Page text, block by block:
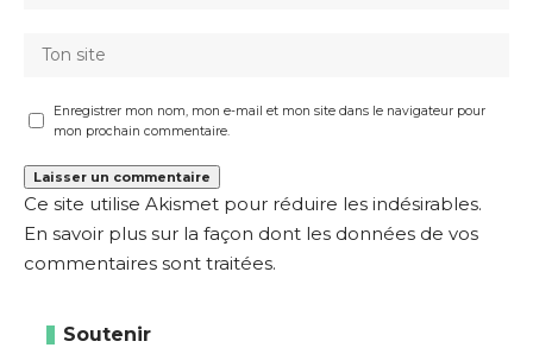
Enregistrer mon nom, mon e-mail et mon site dans le navigateur pour
mon prochain commentaire.
Ce site utilise Akismet pour réduire les indésirables.
En savoir plus sur la façon dont les données de vos
commentaires sont traitées.
Soutenir